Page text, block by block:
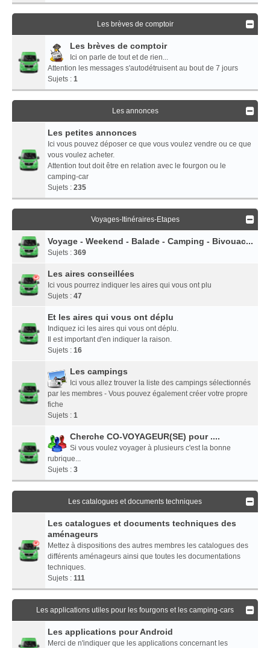
Les brèves de comptoir
Les brèves de comptoir
Ici on parle de tout et de rien...
Attention les messages s'autodétruisent au bout de 7 jours
Sujets : 1
Les annonces
Les petites annonces
Ici vous pouvez déposer ce que vous voulez vendre ou ce que
vous voulez acheter.
Attention tout doit être en relation avec le fourgon ou le
camping-car
Sujets : 235
Voyages-Itinéraires-Etapes
Voyage - Weekend - Balade - Camping - Bivouac...
Sujets : 369
Les aires conseillées
Ici vous pourrez indiquer les aires qui vous ont plu
Sujets : 47
Et les aires qui vous ont déplu
Indiquez ici les aires qui vous ont déplu.
Il est important d'en indiquer la raison.
Sujets : 16
Les campings
Ici vous allez trouver la liste des campings sélectionnés
par les membres - Vous pouvez également créer votre propre
fiche
Sujets : 1
Cherche CO-VOYAGEUR(SE) pour ....
Si vous voulez voyager à plusieurs c'est la bonne
rubrique...
Sujets : 3
Les catalogues et documents techniques
Les catalogues et documents techniques des
aménageurs
Mettez à dispositions des autres membres les catalogues des
différents aménageurs ainsi que toutes les documentations
techniques.
Sujets : 111
Les applications utiles pour les fourgons et les camping-cars
Les applications pour Android
Merci de n'indiquer que les applications concernant les